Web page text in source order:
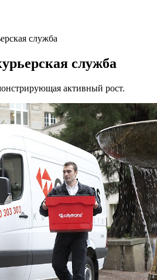
служба
служба
активный рост.